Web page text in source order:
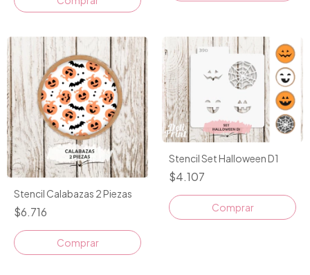
Stencil Calabazas 2 Piezas
$6.716
Stencil Set Halloween D1
$4.107